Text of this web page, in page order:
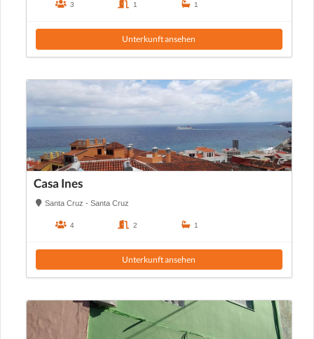
3 1 1
Unterkunft ansehen
Casa Ines
Santa Cruz - Santa Cruz
4 2 1
Unterkunft ansehen